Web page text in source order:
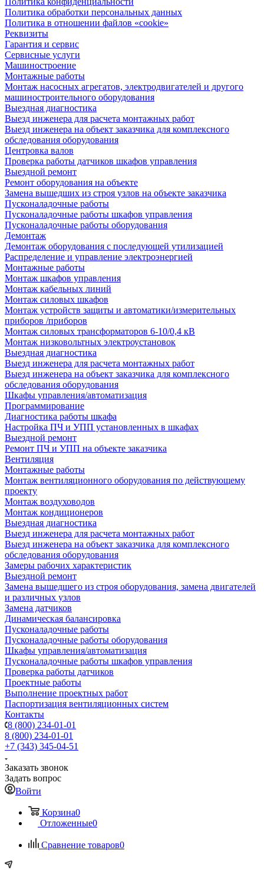
Политика обработки персональных данных
Политика в отношении файлов «cookie»
Реквизиты
Гарантия и сервис
Сервисные услуги
Машиностроение
Монтажные работы
Монтаж насосных агрегатов, электродвигателей и другого
машиностроительного оборудования
Выездная диагностика
Выезд инженера для расчета монтажных работ
Выезд инженера на объект заказчика для комплексного
обследования оборудования
Центровка валов
Проверка работы датчиков шкафов управления
Выездной ремонт
Ремонт оборудования на объекте
Замена вышедших из строя узлов на объекте заказчика
Пусконаладочные работы
Пусконаладочные работы шкафов управления
Пусконаладочные работы оборудования
Демонтаж
Демонтаж оборудования с последующей утилизацией
Распределение и управление электроэнергией
Монтажные работы
Монтаж шкафов управления
Монтаж кабельных линий
Монтаж силовых шкафов
Монтаж устройств защиты и автоматики/измерительных
приборов /приборов
Монтаж силовых трансформаторов 6-10/0,4 кВ
Монтаж низковольтных электроустановок
Выездная диагностика
Выезд инженера для расчета монтажных работ
Выезд инженера на объект заказчика для комплексного
обследования оборудования
Шкафы управления/автоматизация
Программирование
Диагностика работы шкафа
Настройка ПЧ и УПП установленных в шкафах
Выездной ремонт
Ремонт ПЧ и УПП на объекте заказчика
Вентиляция
Монтажные работы
Монтаж вентиляционного оборудования по действующему
проекту
Монтаж воздуховодов
Монтаж кондиционеров
Выездная диагностика
Выезд инженера для расчета монтажных работ
Выезд инженера на объект заказчика для комплексного
обследования оборудования
Замеры рабочих характеристик
Выездной ремонт
Замена вышедшего из строя оборудования, замена двигателей
и различных узлов
Замена датчиков
Динамическая балансировка
Пусконаладочные работы
Пусконаладочные работы оборудования
Шкафы управления/автоматизация
Пусконаладочные работы шкафов управления
Проверка работы датчиков
Проектные работы
Выполнение проектных работ
Паспортизация вентиляционных систем
Контакты
8 (800) 234-01-01
8 (800) 234-01-01
+7 (343) 345-04-51
Заказать звонок
Задать вопрос
Войти
Корзина0
Отложенные0
Сравнение товаров0